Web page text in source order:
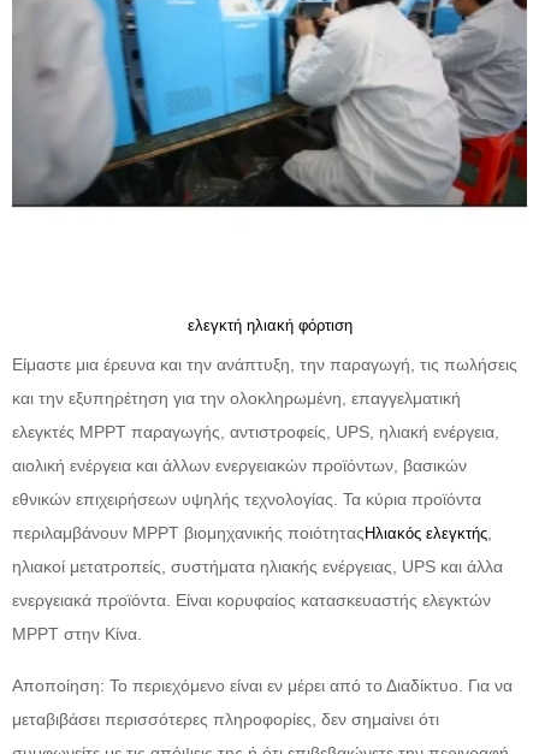
ελεγκτή ηλιακή φόρτιση
Είμαστε μια έρευνα και την ανάπτυξη, την παραγωγή, τις πωλήσεις
και την εξυπηρέτηση για την ολοκληρωμένη, επαγγελματική
ελεγκτές MPPT παραγωγής, αντιστροφείς, UPS, ηλιακή ενέργεια,
αιολική ενέργεια και άλλων ενεργειακών προϊόντων, βασικών
εθνικών επιχειρήσεων υψηλής τεχνολογίας. Τα κύρια προϊόντα
περιλαμβάνουν MPPT βιομηχανικής ποιότηταςΗλιακός ελεγκτής
ηλιακοί μετατροπείς, συστήματα ηλιακής ενέργειας, UPS και άλλα
ενεργειακά προϊόντα. Είναι κορυφαίος κατασκευαστής ελεγκτών
MPPT στην Κίνα.
Αποποίηση: Το περιεχόμενο είναι εν μέρει από το Διαδίκτυο. Για να
μεταβιβάσει περισσότερες πληροφορίες, δεν σημαίνει ότι